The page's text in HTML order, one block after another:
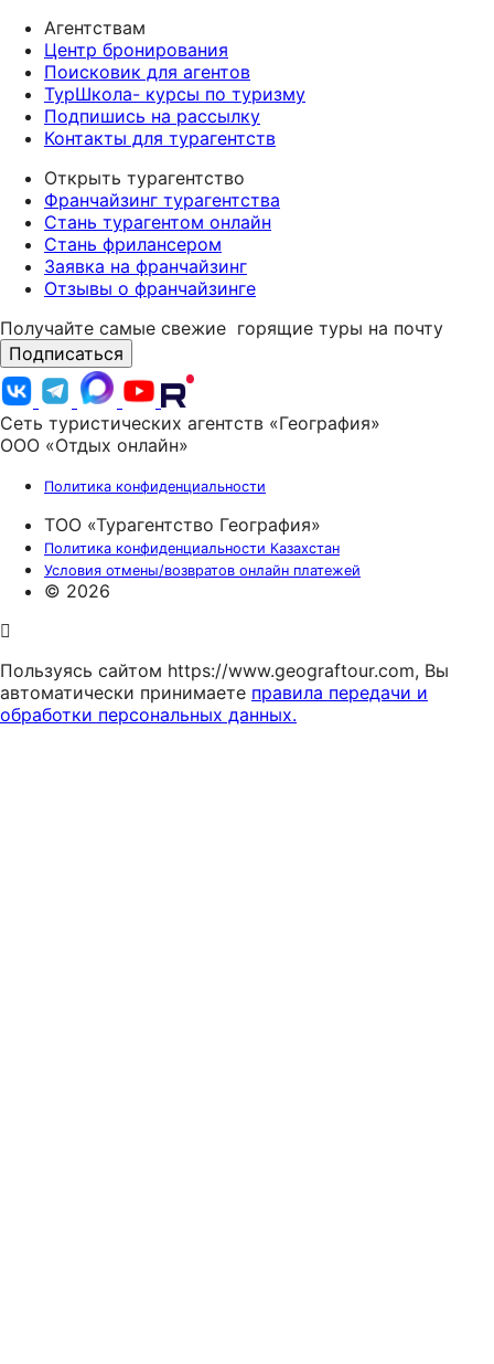
Агентствам
Центр бронирования
Поисковик для агентов
ТурШкола- курсы по туризму
Подпишись на рассылку
Контакты для турагентств
Открыть турагентство
Франчайзинг турагентства
Стань турагентом онлайн
Стань фрилансером
Заявка на франчайзинг
Отзывы о франчайзинге
Получайте самые свежие горящие туры на почту
Подписаться
Сеть туристических агентств «География»
ООО «Отдых онлайн»
Политика конфиденциальности
ТОО «Турагентство География»
Политика конфиденциальности Казахстан
Условия отмены/возвратов онлайн платежей
© 2026
Пользуясь сайтом https://www.geograftour.com, Вы
автоматически принимаете правила передачи и
обработки персональных данных.